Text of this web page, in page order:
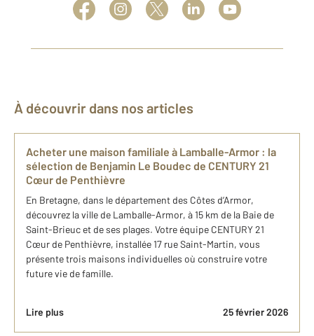
À découvrir dans nos articles
Acheter une maison familiale à Lamballe-Armor : ​la
sélection de Benjamin Le Boudec de CENTURY 21
Cœur de Penthièvre
En Bretagne, dans le département des Côtes d’Armor,
découvrez la ville de Lamballe-Armor, à 15 km de la Baie de
Saint-Brieuc et de ses plages. Votre équipe CENTURY 21
Cœur de Penthièvre, installée 17 rue Saint-Martin, vous
présente trois maisons individuelles où construire votre
future vie de famille.
Lire plus 25 février 2026